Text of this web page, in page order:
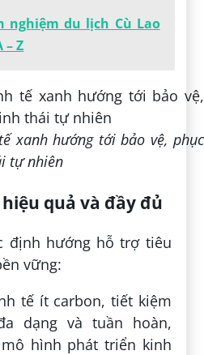
nghiệm du lịch Cù Lao
Z
xanh hướng tới bảo vệ, phục
tự nhiên
quả và đầy đủ
định hướng hỗ trợ tiêu
vững:
tế ít carbon, tiết kiệm
dạng và tuần hoàn,
hình phát triển kinh